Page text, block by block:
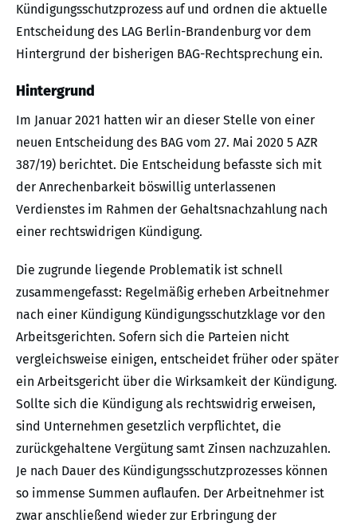
Kündigungsschutzprozess auf und ordnen die aktuelle
Entscheidung des LAG Berlin-Brandenburg vor dem
Hintergrund der bisherigen BAG-Rechtsprechung ein.
Hintergrund
Im Januar 2021 hatten wir an dieser Stelle von einer
neuen Entscheidung des BAG vom 27. Mai 2020 5 AZR
387/19) berichtet. Die Entscheidung befasste sich mit
der Anrechenbarkeit böswillig unterlassenen
Verdienstes im Rahmen der Gehaltsnachzahlung nach
einer rechtswidrigen Kündigung.
Die zugrunde liegende Problematik ist schnell
zusammengefasst: Regelmäßig erheben Arbeitnehmer
nach einer Kündigung Kündigungsschutzklage vor den
Arbeitsgerichten. Sofern sich die Parteien nicht
vergleichsweise einigen, entscheidet früher oder später
ein Arbeitsgericht über die Wirksamkeit der Kündigung.
Sollte sich die Kündigung als rechtswidrig erweisen,
sind Unternehmen gesetzlich verpflichtet, die
zurückgehaltene Vergütung samt Zinsen nachzuzahlen.
Je nach Dauer des Kündigungsschutzprozesses können
so immense Summen auflaufen. Der Arbeitnehmer ist
zwar anschließend wieder zur Erbringung der